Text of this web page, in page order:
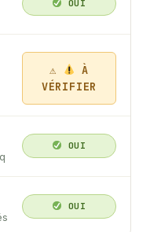
OUI
À
VÉRIFIER
OUI
OUI